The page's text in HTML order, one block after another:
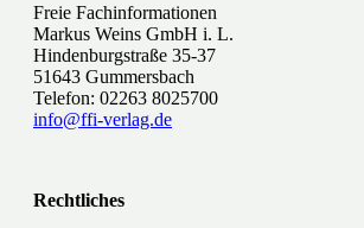
Freie Fachinformationen
Markus Weins GmbH i. L.
Hindenburgstraße 35-37
51643 Gummersbach
Telefon: 02263 8025700
info@ffi-verlag.de
Rechtliches